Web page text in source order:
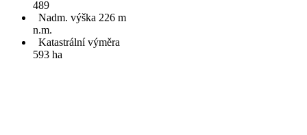
489
Nadm. výška 226 m
n.m.
Katastrální výměra
593 ha